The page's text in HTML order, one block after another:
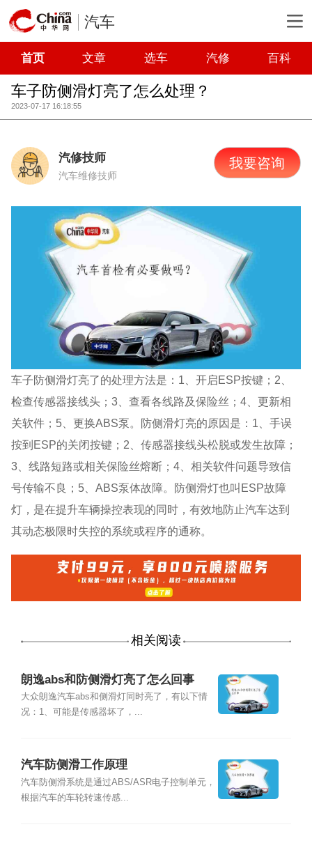
汽车
首页 文章 选车 汽修 百科
车子防侧滑灯亮了怎么处理？
2023-07-17 16:18:55
汽修技师
汽车维修技师
我要咨询
车子防侧滑灯亮了的处理方法是：1、开启ESP按键；2、
检查传感器接线头；3、查看各线路及保险丝；4、更新相
关软件；5、更换ABS泵。防侧滑灯亮的原因是：1、手误
按到ESP的关闭按键；2、传感器接线头松脱或发生故障；
3、线路短路或相关保险丝熔断；4、相关软件问题导致信
号传输不良；5、ABS泵体故障。防侧滑灯也叫ESP故障
灯，是在提升车辆操控表现的同时，有效地防止汽车达到
其动态极限时失控的系统或程序的通称。
相关阅读
朗逸abs和防侧滑灯亮了怎么回事
大众朗逸汽车abs和侧滑灯同时亮了，有以下情
况：1、可能是传感器坏了，...
汽车防侧滑工作原理
汽车防侧滑系统是通过ABS/ASR电子控制单元，
根据汽车的车轮转速传感...